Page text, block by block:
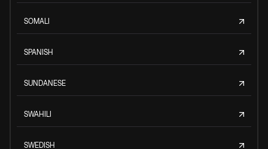
SOMALI
SPANISH
SUNDANESE
SWAHILI
SWEDISH